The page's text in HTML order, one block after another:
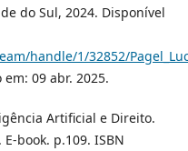
do Sul, 2024. Disponível
handle/1/32852/
em: 09 abr. 2025.
Artificial e Direito.
book. p.109. ISBN